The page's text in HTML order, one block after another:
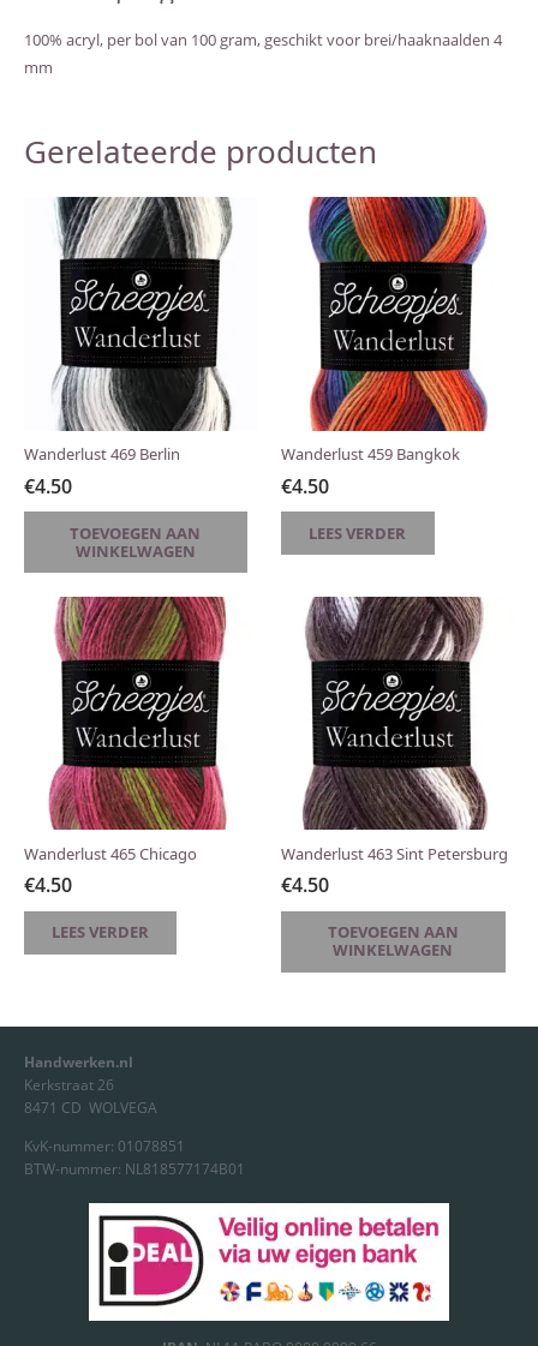
100% acryl, per bol van 100 gram, geschikt voor brei/haaknaalden 4
mm
Gerelateerde producten
Wanderlust 469 Berlin
€4.50
TOEVOEGEN AAN
WINKELWAGEN
Wanderlust 459 Bangkok
€4.50
LEES VERDER
Wanderlust 465 Chicago
€4.50
LEES VERDER
Wanderlust 463 Sint Petersburg
€4.50
TOEVOEGEN AAN
WINKELWAGEN
Handwerken.nl
Kerkstraat 26
8471 CD WOLVEGA
KvK-nummer: 01078851
BTW-nummer: NL818577174B01